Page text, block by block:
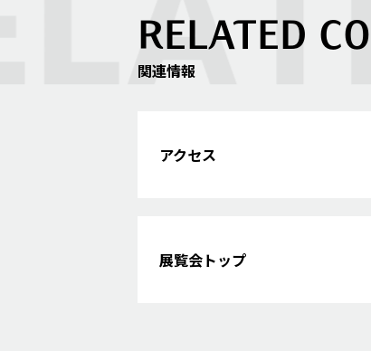
RELATED
関連情報
アクセス
展覧会トップ